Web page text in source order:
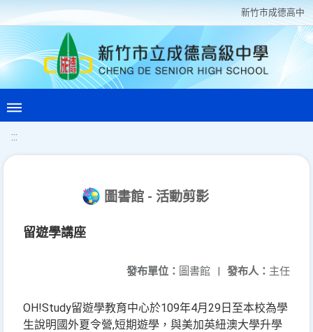
新竹巿成德高中
:::
圖書館 - 活動剪影
留遊學講座
發布人： 主任
發布單位： 圖書館 |
OH!Study留遊學教育中心於109年4月29日至本校為學
生說明國外夏令營,短期遊學，與美加英紐澳大學升學